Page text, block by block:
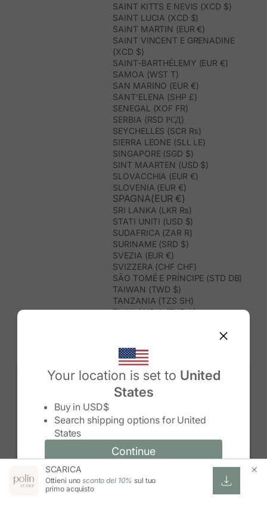
Your location is set to United
States
Buy in USD$
Search shipping options for United
States
Continue
Change country/region and language
Change country/region
Continue
SAINT KITTS E NEVIS (XCD $)
SAINT LUCIA (XCD $)
SAINT MARTIN (EUR €)
SAINT VINCENT E GRENADINE
(XCD $)
SAINT-BARTHÉLEMY (EUR €)
SAMOA (WST T)
SAN MARINO (EUR €)
SANT’ELENA (SHP £)
SENEGAL (XOF FR)
SERBIA (RSD РСД)
SEYCHELLES (SCR ₨)
SIERRA LEONE (SLL LE)
SINGAPORE (SGD $)
SINT MAARTEN (USD $)
SLOVACCHIA (EUR €)
SLOVENIA (EUR €)
SPAGNA(EUR €)
SRI LANKA (LKR ₨)
STATI UNITI (USD $)
SUDAFRICA (ZAR R)
SURINAME (SRD $)
SVEZIA (EUR €)
SVIZZERA (CHF CHF)
SÃO TOMÉ E PRÍNCIPE (STD DB)
TAIWAN (TWD $)
TANZANIA (TZS SH)
THAILANDIA (THB ฿)
TONGA (TOP T$)
TRINIDAD E TOBAGO (TTD $)
TUNISIA (USD $)
TURCHIA (TRY ₺)
TURKMENISTAN (USD $)
UNGHERIA (EUR €)
UZBEKISTAN (UZS SO'M)
VANUATU (VUV VT)
VIETNAM (VND ₫)
WALLIS E FUTUNA (XPF FR)
SCARICA
Ottieni unosconto del 10% sul tuo
primo acquisto